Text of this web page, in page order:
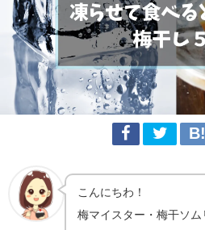
こんにちわ！
梅マイスター・梅干ソム